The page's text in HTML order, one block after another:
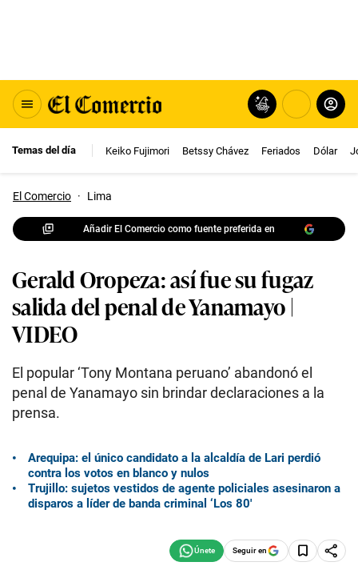
Temas del día Keiko Fujimori Betssy Chávez Feriados Dólar
El Comercio · Lima
Añadir El Comercio como fuente preferida en
Gerald Oropeza: así fue su fugaz
salida del penal de Yanamayo |
VIDEO
El popular ‘Tony Montana peruano’ abandonó el
penal de Yanamayo sin brindar declaraciones a la
prensa.
Arequipa: el único candidato a la alcaldía de Lari perdió
contra los votos en blanco y nulos
Trujillo: sujetos vestidos de agente policiales asesinaron a
disparos a líder de banda criminal ‘Los 80′
Seguir en